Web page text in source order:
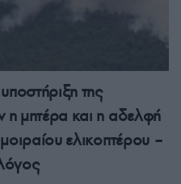
της
μητέρα και η αδελφή
ελικοπτέρου –